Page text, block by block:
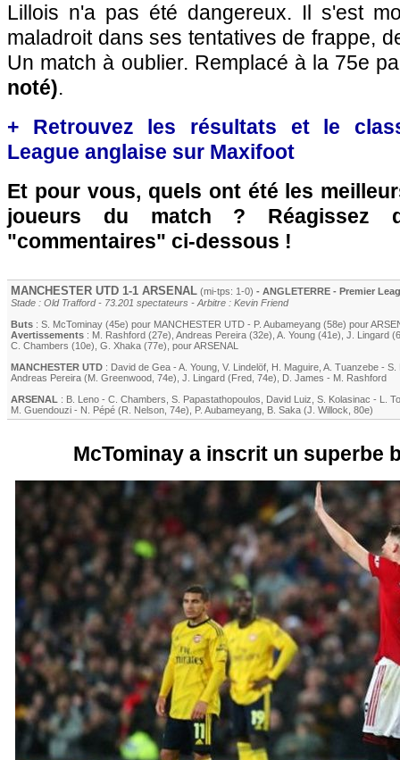
Lillois n'a pas été dangereux. Il s'est
maladroit dans ses tentatives de frappe,
Un match à oublier. Remplacé à la 75e
noté).
+ Retrouvez les résultats et le
League anglaise sur Maxifoot
Et pour vous, quels ont été les
joueurs du match ? Réagissez
"commentaires" ci-dessous !
MANCHESTER UTD 1-1 ARSENAL (mi-tps: 1-0) - ANGLETERRE - Premier
Stade : Old Trafford - 73.201 spectateurs - Arbitre : Kevin Friend
Buts : S. McTominay (45e) pour MANCHESTER UTD - P. Aubameyang (58e) pour
Avertissements : M. Rashford (27e) Andreas Pereira (32e) A. Young (41e) J. Lingard
C. Chambers (10e) G. Xhaka (77e) , pourARSENAL
MANCHESTER UTD : David de Gea - A. Young V. Lindelöf H. Maguire A. Tuanzebe - S.
Andreas Pereira (M. Greenwood , 74e) J. Lingard (Fred , 74e) D. James - M. Rashford
ARSENAL : B. Leno - C. Chambers S. Papastathopoulos David Luiz S. Kolasinac - L.
M. Guendouzi - N. Pépé (R. Nelson , 74e) P. Aubameyang B. Saka (J. Willock , 80e)
McTominay a inscrit un superbe